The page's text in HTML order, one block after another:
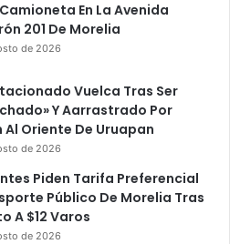
En La Avenida
201 De Morelia
de 2026
Vuelca Tras Ser
Y Aarrastrado Por
Al Oriente De Uruapan
de 2026
Piden Tarifa Preferencial
Público De Morelia Tras
A $12 Varos
de 2026